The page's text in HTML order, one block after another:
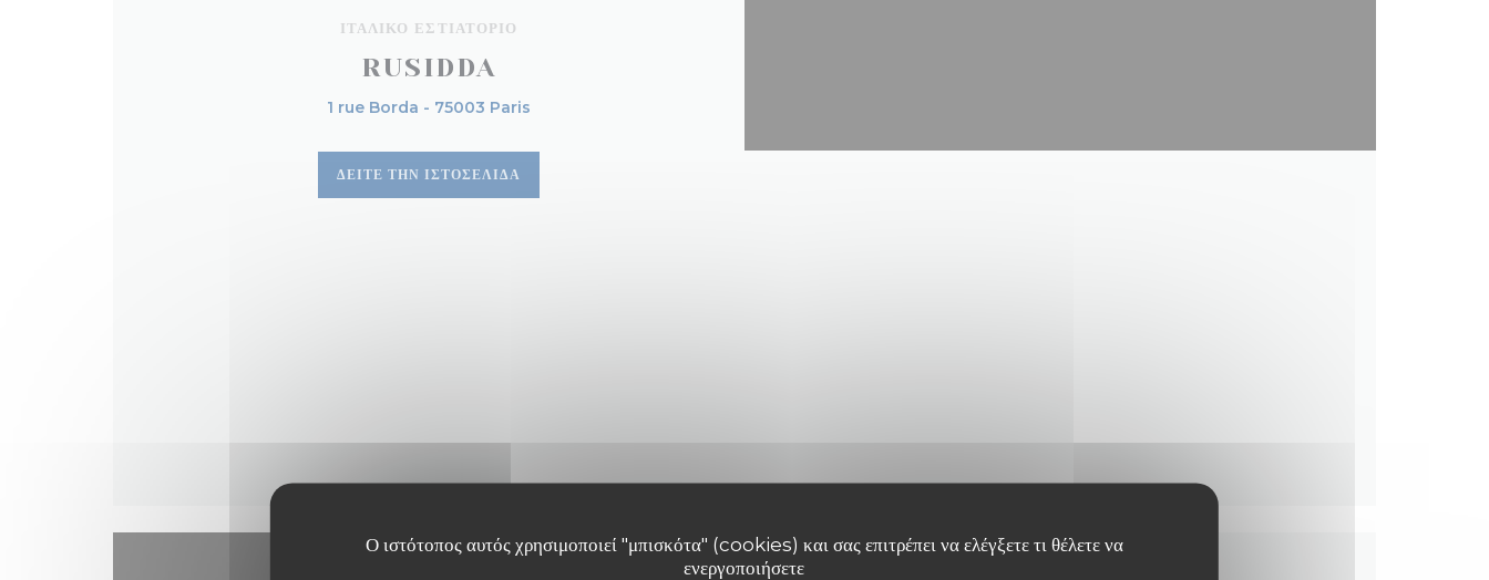
Ο ιστότοπος αυτός χρησιμοποιεί "μπισκότα" (cookies) και σας επιτρέπει να ελέγξετε τι θέλετε να
ενεργοποιήσετε
ΙΤΑΛΙΚΌ ΕΣΤΙΑΤΌΡΙΟ
RUSIDDA
1 rue Borda - 75003 Paris
ΔΕΊΤΕ ΤΗΝ ΙΣΤΟΣΕΛΊΔΑ